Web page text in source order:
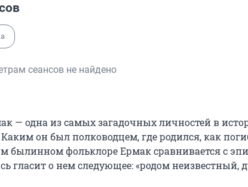
сеансов не найдено
— одна из самых загадочных личностей в
он был полководцем, где родился, как
былинном фольклоре Ермак сравнивается с
гласит о нем следующее: «родом неизвестный,